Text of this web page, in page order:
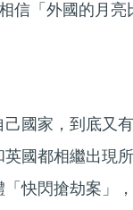
信「外國的月亮
國家，到底又
國都相繼出現
快閃搶劫案」